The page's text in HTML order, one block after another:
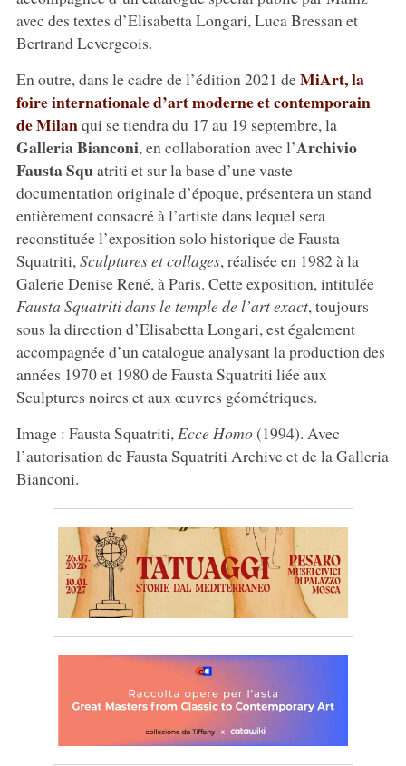
avec des textes d’Elisabetta Longari, Luca Bressan et
Bertrand Levergeois.
En outre, dans le cadre de l’édition 2021 deMiArt, la
foire internationale d’art moderne et contemporain
de Milanqui se tiendra du 17 au 19 septembre, la
Galleria Bianconi, en collaboration avec l’Archivio
Fausta Squatriti et sur la base d’une vaste
documentation originale d’époque, présentera un stand
entièrement consacré à l’artiste dans lequel sera
reconstituée l’exposition solo historique de Fausta
Squatriti, Sculptures et collages, réalisée en 1982 à la
Galerie Denise René, à Paris. Cette exposition, intitulée
Fausta Squatriti dans le temple de l’art exact, toujours
sous la direction d’Elisabetta Longari, est également
accompagnée d’un catalogue analysant la production des
années 1970 et 1980 de Fausta Squatriti liée aux
Sculptures noires et aux œuvres géométriques.
Image : Fausta Squatriti, Ecce Homo(1994). Avec
l’autorisation de Fausta Squatriti Archive et de la Galleria
Bianconi.